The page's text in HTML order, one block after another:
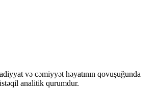
və cəmiyyət həyatının qovuşuğunda
analitik qurumdur.